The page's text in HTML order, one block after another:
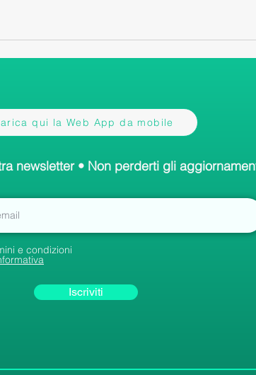
qui la Web App da mobile
newsletter • Non perderti gli
e condizioni
Iscriviti